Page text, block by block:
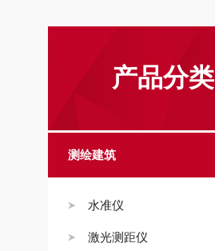
产品分类
测绘建筑
水准仪
激光测距仪